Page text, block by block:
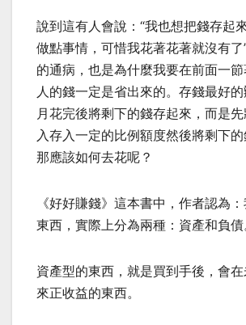
說到這有人會說：“我也想把錢存起
做點事情，可惜我花著花著就沒有了
的通病，也是為什麼我要在前面一
人的錢一定是省出來的。存錢最好
月花完後將剩下的錢存起來，而是
入存入一定的比例額度然後將剩下的
那應該如何去花呢？
《好好賺錢》這本書中，作者認為
東西，實際上分為兩種：資產和負債
資產型的東西，就是買到手後，會
來正收益的東西。